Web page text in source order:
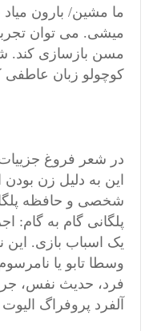
ما مشین/ بارون
میشی. می توان
مسن بازسازی کند.
کوچولو زبان عاطفی
در شعر فروغ
این به دلیل زن
شخصی و حافظه
پلگانی گام به گام:
یک اسباب بازی.
وسطا تابو یا
فرد، حدیث نفس،
آلفرد پروفراگ